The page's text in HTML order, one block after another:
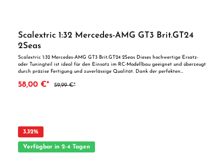
Scalextric 1:32 Mercedes-AMG GT3 Brit.GT24
2Seas
Scalextric 1:32 Mercedes-AMG GT3 Brit.GT24 2Seas Dieses hochwertige Ersatz-
oder Tuningteil ist ideal für den Einsatz im RC-Modellbau geeignet und überzeugt
durch präzise Fertigung und zuverlässige Qualität. Dank der perfekten
geeignet. Vorteile auf einen Blick: Passgenaue Verarbeitung Geeignet für
58,00 €* 59,99 €*
3.32%
Verfügbar in 2-4 Tagen